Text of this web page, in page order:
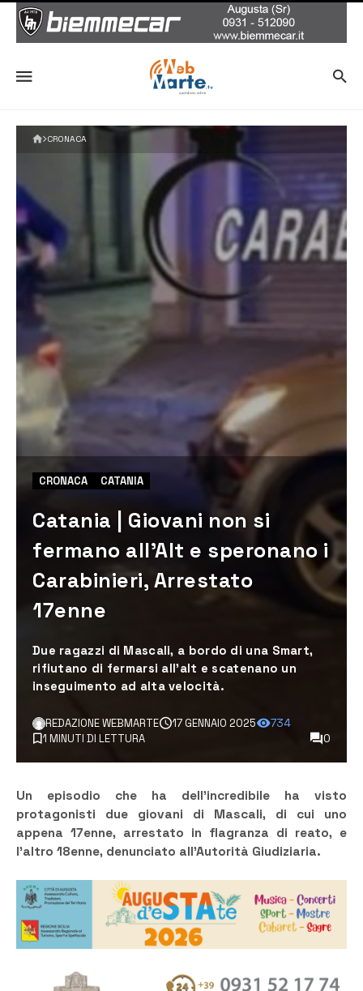
CRONACA
CRONACA CATANIA
Catania | Giovani non si
fermano all’Alt e speronano i
Carabinieri, Arrestato
17enne
Due ragazzi di Mascali, a bordo di una Smart,
rifiutano di fermarsi all’alt e scatenano un
inseguimento ad alta velocità.
REDAZIONE WEBMARTE 17 GENNAIO 2025
734
1 MINUTI DI LETTURA
0
Un episodio che ha dell’incredibile ha visto
protagonisti due giovani di Mascali, di cui uno
appena 17enne, arrestato in flagranza di reato, e
l’altro 18enne, denunciato all’Autorità Giudiziaria.